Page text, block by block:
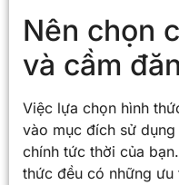
Nên chọn
và cầm
Việc lựa chọn hình
vào mục đích sử
chính tức thời của
thức đều có những